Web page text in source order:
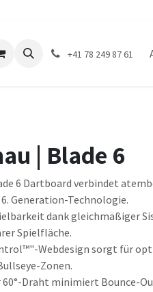
+41 78 249 87 61
| Blade 6
6 Dartboard verbindet
Generation-Technologie.
dank gleichmäßiger
Spielfläche.
Webdesign sorgt für
Zonen.
Draht minimiert Bounce-